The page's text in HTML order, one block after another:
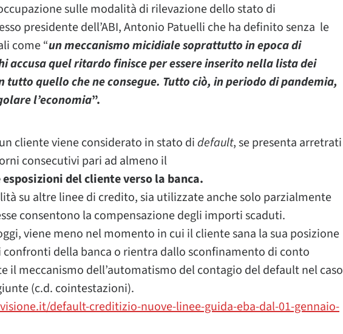
sulle modalità di rilevazione dello stato di
presidente dell’ABI, Antonio Patuelli che ha definito senza le
come “un meccanismo micidiale soprattutto in epoca di
accusa quel ritardo finisce per essere inserito nella lista dei
quello che ne consegue. Tutto ciò, in periodo di pandemia,
l’economia”.
un cliente viene considerato in stato didefault, se presenta arretrati
consecutivi pari ad almeno il
del cliente verso la banca.
su altre linee di credito, sia utilizzate anche solo parzialmente
consentono la compensazione degli importi scaduti.
viene meno nel momento in cui il cliente sana la sua posizione
della banca o rientra dallo sconfinamento di conto
il meccanismo dell’automatismo del contagio del default nel caso
(c.d. cointestazioni).
default-creditizio-nuove-linee-guida-eba-dal-01-gennaio-